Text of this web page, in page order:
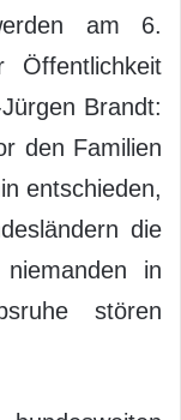
am 6.
Brandt:
den Familien
entschieden,
die
in
stören